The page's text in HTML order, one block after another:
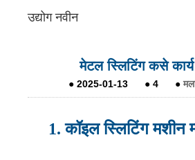
उद्योग नवीन
मेटल स्लिटिंग कसे
● 2025-01-13 ● 4 ●
1. कॉइल स्लिटिंग मशीन